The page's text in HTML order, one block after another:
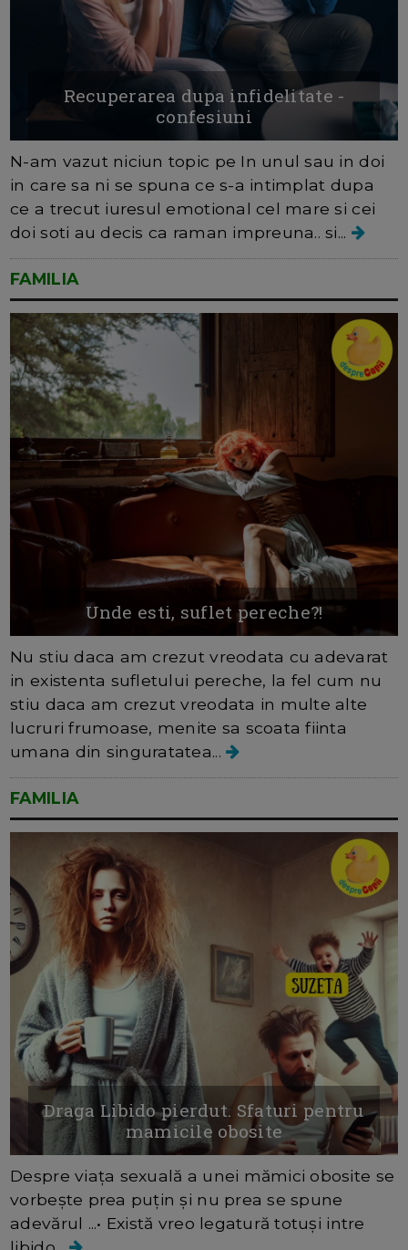
Recuperarea dupa infidelitate -
confesiuni
N-am vazut niciun topic pe In unul sau in doi
in care sa ni se spuna ce s-a intimplat dupa
ce a trecut iuresul emotional cel mare si cei
doi soti au decis ca raman impreuna.. si...
FAMILIA
Unde esti, suflet pereche?!
Nu stiu daca am crezut vreodata cu adevarat
in existenta sufletului pereche, la fel cum nu
stiu daca am crezut vreodata in multe alte
lucruri frumoase, menite sa scoata fiinta
umana din singuratatea...
FAMILIA
Draga Libido pierdut. Sfaturi pentru
mamicile obosite
Despre viața sexuală a unei mămici obosite se
vorbește prea puțin și nu prea se spune
adevărul ...• Există vreo legatură totuși intre